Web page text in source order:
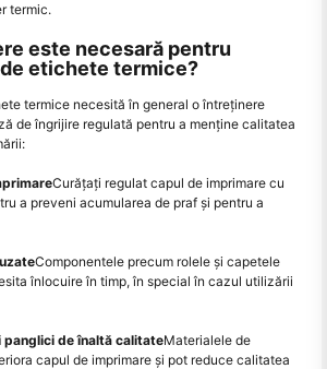
termic.
este necesară pentru
etichete termice?
termice necesită în general o întreținere
de îngrijire regulată pentru a menține calitatea
Curăţaţi regulat capul de imprimare cu
a preveni acumularea de praf şi pentru a
Componentele precum rolele și capetele
înlocuire în timp, în special în cazul utilizării
de înaltă calitateMaterialele de
capul de imprimare și pot reduce calitatea